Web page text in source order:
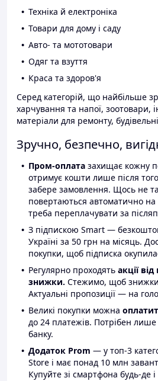
Техніка й електроніка
Товари для дому і саду
Авто- та мототовари
Одяг та взуття
Краса та здоров'я
Серед категорій, що найбільше
харчування та напої, зоотовари,
матеріали для ремонту,
Зручно, безпечно,
Пром-оплата захищає кожну
отримує кошти лише після
забере замовлення. Щось не
повертаються автоматично
треба переплачувати за
З підпискою Smart —
Україні за 50 грн на місяць.
покупки, щоб підписка
Регулярно проходять акції
знижки. Стежимо, щоб
Актуальні пропозиції — на
Великі покупки можна
до 24 платежів. Потрібен лише
банку.
Додаток Prom — у топ-3
Store і має понад 10 млн
Купуйте зі смартфона будь-де